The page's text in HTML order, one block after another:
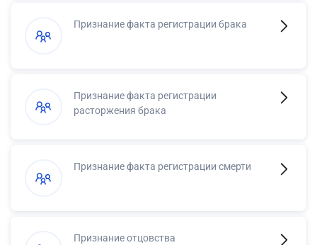
Признание факта регистрации брака
Признание факта регистрации
расторжения брака
Признание факта регистрации смерти
Признание отцовства